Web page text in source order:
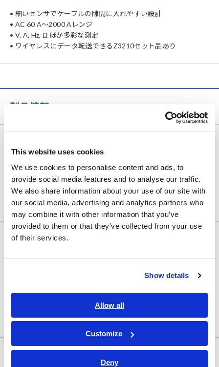
This website uses cookies
We use cookies to personalise content and ads, to
provide social media features and to analyse our traffic.
We also share information about your use of our site with
our social media, advertising and analytics partners who
may combine it with other information that you’ve
provided to them or that they’ve collected from your use
of their services.
Show details
Allow all
Customize
Deny
• 細いセンサでケーブルの隙間に入れやすい設計
• AC 60 A〜2000 Aレンジ
• V, A, Hz, Ω ほか多彩な測定
• ワイヤレスにデータ転送できるZ3210セット品あり
製品情報
データアクイジション (DAQ) | メモリハイコーダ | 記
録計 | 差動プローブ
データロガー | 多チャネル
小型データロガー
LCRメータ・抵抗計
超絶縁計 | 高抵抗計 | ピコアンメータ | エレクトロメ
高確度 デジタルマルチメータ
安全規格測定器